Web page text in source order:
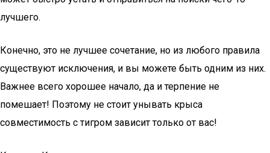
лучшего.
Конечно, это не лучшее сочетание, но из любого правила
существуют исключения, и вы можете быть одним из них.
Важнее всего хорошее начало, да и терпение не
помешает! Поэтому не стоит унывать крыса
совместимость с тигром зависит только от вас!